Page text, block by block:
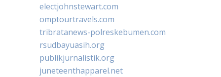
electjohnstewart.com
omptourtravels.com
tribratanews-polreskebumen.com
rsudbayuasih.org
publikjurnalistik.org
juneteenthapparel.net